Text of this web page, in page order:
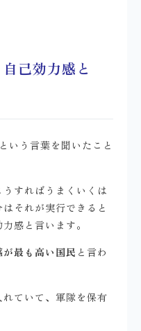
己効力感と
という言葉を聞いたこと
すればうまくいくは
それが実行できると
感と言います。
最も高い国民 と言わ
ていて、軍隊を保有